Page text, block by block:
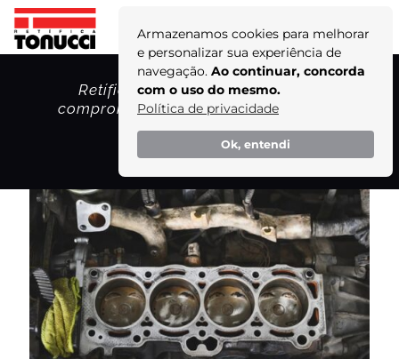
Armazenamos cookies para melhorar
e personalizar sua experiência de
navegação. Ao continuar, concorda
com o uso do mesmo.
Política de privacidade
Ok, entendi
Retífica Tonucci: transformando
compromisso em ações ambientais e
climáticas!